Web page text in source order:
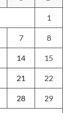
1
7 8
14 15
21 22
28 29